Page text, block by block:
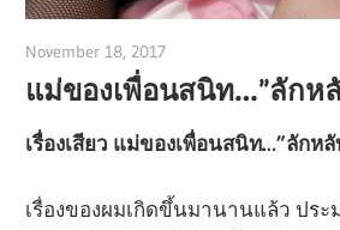
November 18, 2017
แม่ของเพื่อนสนิท…”ลักห
เรื่องเสียว แม่ของเพื่อนสนิท…”ลักหลั
เรื่องของผมเกิดขึ้นมานานแล้ว ปร